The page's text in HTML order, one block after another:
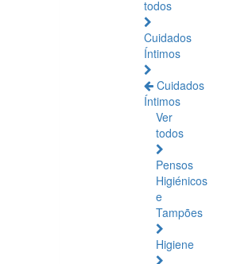
todos
Cuidados
Íntimos
Cuidados
Íntimos
Ver
todos
Pensos
Higiénicos
e
Tampões
Higiene